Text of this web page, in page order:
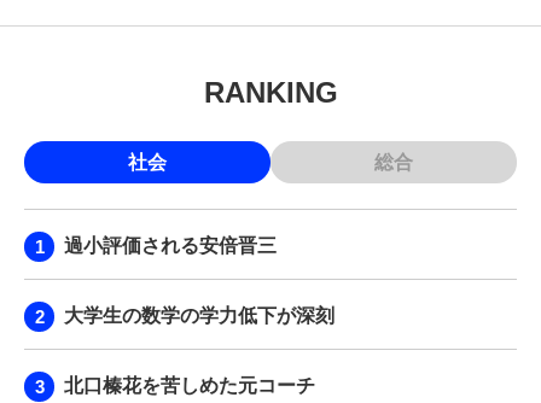
RANKING
社会 総合
過小評価される安倍晋三
大学生の数学の学力低下が深刻
北口榛花を苦しめた元コーチ